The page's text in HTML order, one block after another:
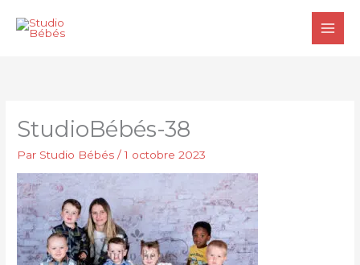
StudioBébés-38
Par Studio Bébés/1 octobre 2023